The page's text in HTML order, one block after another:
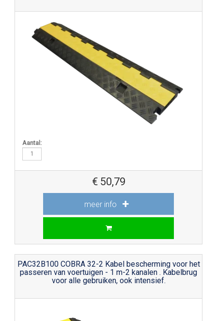
Aantal:
€ 50,79
meer info
PAC32B100 COBRA 32-2 Kabel bescherming voor het
passeren van voertuigen - 1 m-2 kanalen . Kabelbrug
voor alle gebruiken, ook intensief.